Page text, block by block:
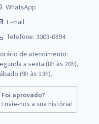
WhatsApp
E-mail
Telefone: 3003-0894
de atendimento:
a sexta (8h às 20h),
(9h às 13h).
Foi aprovado?
Envie-nos a sua história!